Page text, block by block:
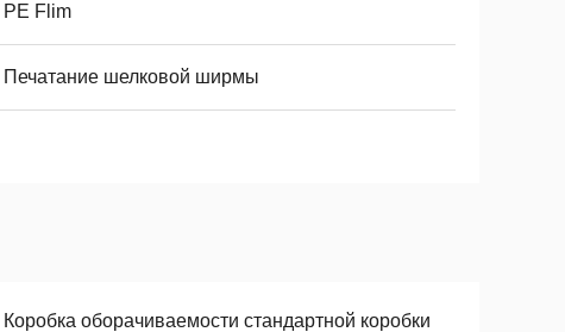
PE Flim
Печатание шелковой ширмы
Коробка оборачиваемости стандартной коробки